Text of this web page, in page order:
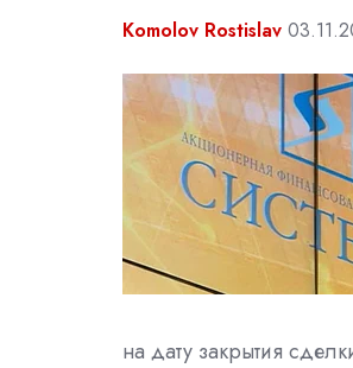
Komolov Rostislav
на дату закрытия